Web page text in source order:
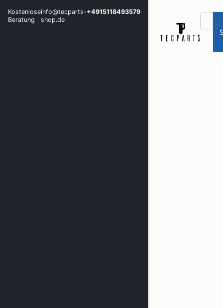
Kostenlose
Beratung
info@tecparts-
shop.de
+4915118493579